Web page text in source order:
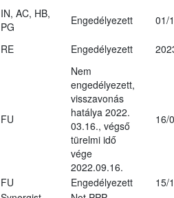
IN, AC, HB,
PG
Engedélyezett
01/
RE Engedélyezett
FU
Nem
engedélyezett,
visszavonás
hatálya 2022.
03.16., végső
türelmi idő
vége
2022.09.16.
16/
FU Engedélyezett
15/